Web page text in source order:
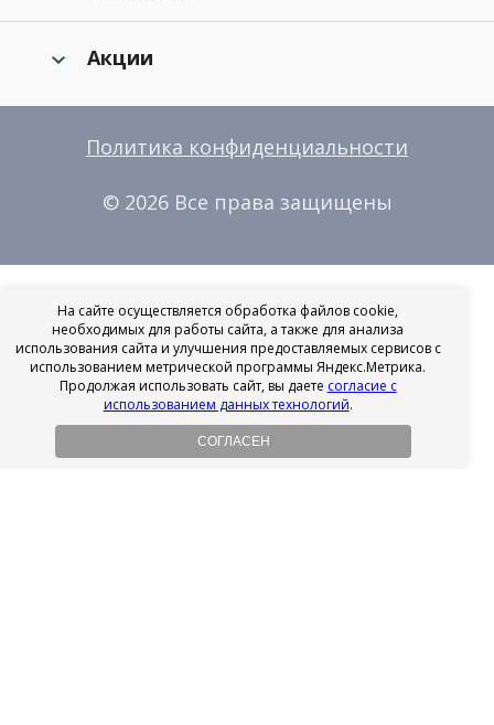
Акции
Политика конфиденциальности
© 2026 Все права защищены
На сайте осуществляется обработка файлов cookie,
необходимых для работы сайта, а также для анализа
использования сайта и улучшения предоставляемых сервисов с
использованием метрической программы Яндекс.Метрика.
Продолжая использовать сайт, вы даете согласие с
использованием данных технологий.
СОГЛАСЕН